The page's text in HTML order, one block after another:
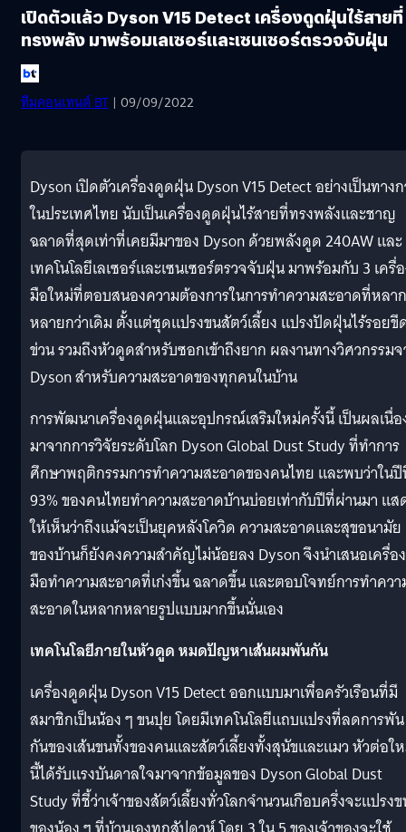
เปิดตัวแล้ว Dyson V15 Detect เครื่องดูดฝุ่นไร้สายที่
ทรงพลัง มาพร้อมเลเซอร์และเซนเซอร์ตรวจจับฝุ่น
ทีมคอนเทนต์ BT | 09/09/2022
Dyson เปิดตัวเครื่องดูดฝุ่น Dyson V15 Detect อย่างเป็นทาง
ในประเทศไทย นับเป็นเครื่องดูดฝุ่นไร้สายที่ทรงพลังและชาญ
ฉลาดที่สุดเท่าที่เคยมีมาของ Dyson ด้วยพลังดูด 240AW และ
เทคโนโลยีเลเซอร์และเซนเซอร์ตรวจจับฝุ่น มาพร้อมกับ 3 เครื่
มือใหม่ที่ตอบสนองความต้องการในการทำความสะอาดที่หลาก
หลายกว่าเดิม ตั้งแต่ชุดแปรงขนสัตว์เลี้ยง แปรงปัดฝุ่นไร้รอยขี
ข่วน รวมถึงหัวดูดสำหรับซอกเข้าถึงยาก ผลงานทางวิศวกรรม
Dyson สำหรับความสะอาดของทุกคนในบ้าน
การพัฒนาเครื่องดูดฝุ่นและอุปกรณ์เสริมใหม่ครั้งนี้ เป็นผลเนื่อ
มาจากการวิจัยระดับโลก Dyson Global Dust Study ที่ทำการ
ศึกษาพฤติกรรมการทำความสะอาดของคนไทย และพบว่าใน
93% ของคนไทยทำความสะอาดบ้านบ่อยเท่ากับปีที่ผ่านมา แส
ให้เห็นว่าถึงแม้จะเป็นยุคหลังโควิด ความสะอาดและสุขอนามัย
ของบ้านก็ยังคงความสำคัญไม่น้อยลง Dyson จึงนำเสนอเครื่อง
มือทำความสะอาดที่เก่งขึ้น ฉลาดขึ้น และตอบโจทย์การทำคว
สะอาดในหลากหลายรูปแบบมากขึ้นนั่นเอง
เทคโนโลยีภายในหัวดูด หมดปัญหาเส้นผมพันกัน
เครื่องดูดฝุ่น Dyson V15 Detect ออกแบบมาเพื่อครัวเรือนที่มี
สมาชิกเป็นน้อง ๆ ขนปุย โดยมีเทคโนโลยีแถบแปรงที่ลดการพัน
กันของเส้นขนทั้งของคนและสัตว์เลี้ยงทั้งสุนัขและแมว หัวต่อใ
นี้ได้รับแรงบันดาลใจมาจากข้อมูลของ Dyson Global Dust
Study ที่ชี้ว่าเจ้าของสัตว์เลี้ยงทั่วโลกจำนวนเกือบครึ่งจะแปรง